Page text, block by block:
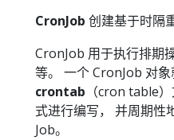
CronJob 创建基于时隔
CronJob 用于执行排期
等。 一个 CronJob 对
crontab （cron table
式进行编写， 并周期性
Job。